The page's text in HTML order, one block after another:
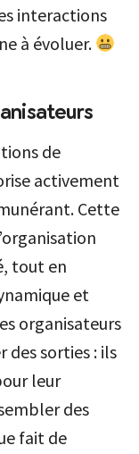
interactions
à évoluer.
de
activement
Cette
tout en
et
organisateurs
des sorties : ils
leur
des
fait de